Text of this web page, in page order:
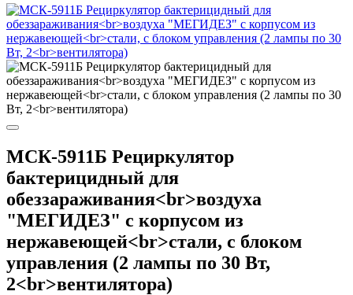
МСК-5911Б Рециркулятор
бактерицидный для
обеззараживания<br>воздуха
"МЕГИДЕЗ" с корпусом из
нержавеющей<br>стали, с блоком
управления (2 лампы по 30 Вт,
2<br>вентилятора)